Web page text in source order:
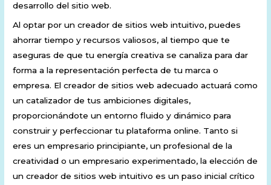
desarrollo del sitio web.
Al optar por un creador de sitios web intuitivo, puedes
ahorrar tiempo y recursos valiosos, al tiempo que te
aseguras de que tu energía creativa se canaliza para dar
forma a la representación perfecta de tu marca o
empresa. El creador de sitios web adecuado actuará como
un catalizador de tus ambiciones digitales,
proporcionándote un entorno fluido y dinámico para
construir y perfeccionar tu plataforma online. Tanto si
eres un empresario principiante, un profesional de la
creatividad o un empresario experimentado, la elección de
un creador de sitios web intuitivo es un paso inicial crítico